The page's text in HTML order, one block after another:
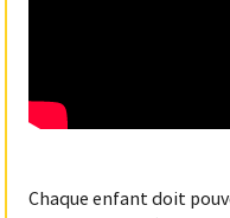
Chaque enfant doit